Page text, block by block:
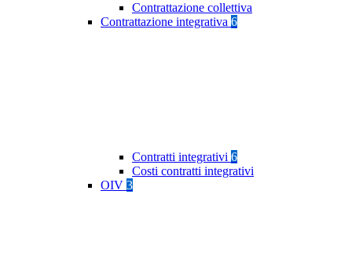
Contrattazione collettiva
Contrattazione integrativa 6
Contratti integrativi 6
Costi contratti integrativi
OIV 3